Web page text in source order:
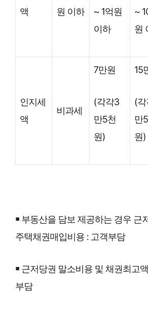
액
원 이하
~ 1억원
이하
~
원
인지세
액
비과세
7만원
(각각3
만5천
원)
15
(
만
원)
￭ 부동산을 담보 제공하는 경우 근
주택채권매입비용 : 고객부담
￭ 근저당권 말소비용 및 채권최고
부담